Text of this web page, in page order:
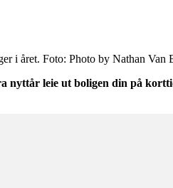
i året. Foto: Photo by Nathan Van
leie ut boligen din på